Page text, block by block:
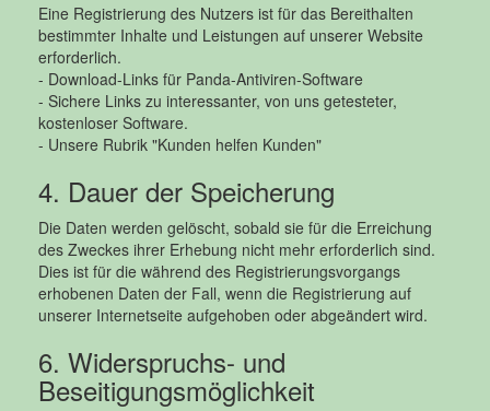
Eine Registrierung des Nutzers ist für das Bereithalten
bestimmter Inhalte und Leistungen auf unserer Website
erforderlich.
- Download-Links für Panda-Antiviren-Software
- Sichere Links zu interessanter, von uns getesteter,
kostenloser Software.
- Unsere Rubrik "Kunden helfen Kunden"
4. Dauer der Speicherung
Die Daten werden gelöscht, sobald sie für die Erreichung
des Zweckes ihrer Erhebung nicht mehr erforderlich sind.
Dies ist für die während des Registrierungsvorgangs
erhobenen Daten der Fall, wenn die Registrierung auf
unserer Internetseite aufgehoben oder abgeändert wird.
6. Widerspruchs- und
Beseitigungsmöglichkeit